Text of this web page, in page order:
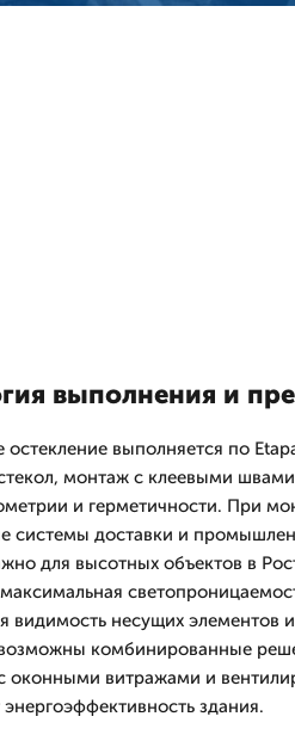
выполнения и
остекление выполняется по
монтаж с клеевыми
и герметичности. При
системы доставки и
для высотных объектов в
видимость несущих элементов
комбинированные
оконными витражами и
энергоэффективность здания.